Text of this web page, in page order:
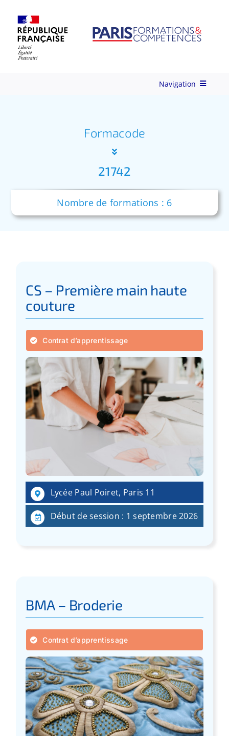
content
Navigation
Formations
Validation des acquis – VAE
Actualités
Contact
Formacode
21742
Nombre de formations : 6
CS – Première main haute
couture
Contrat d’apprentissage
Lycée Paul Poiret, Paris 11
Début de session : 1 septembre 2026
BMA – Broderie
Contrat d’apprentissage